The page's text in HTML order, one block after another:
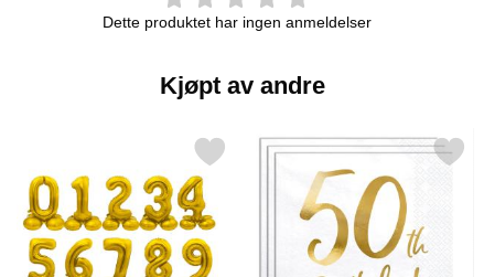
Dette produktet har ingen anmeldelser
Kjøpt av andre
favorittMerk stående Tallballong Gull 5 som favoritt
Merk 50th Birthday